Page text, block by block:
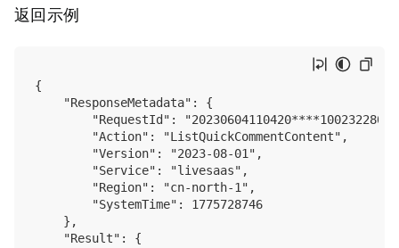
返回示例
{
    "ResponseMetadata": {
"RequestId":
        "Action": "ListQuickCommentContent",
        "Version": "2023-08-01",
        "Service": "livesaas",
        "Region": "cn-north-1",
        "SystemTime": 1775728746
    },
    "Result": {